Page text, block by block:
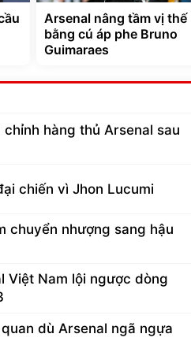
Arsenal nâng tầm vị thế
bằng cú áp phe Bruno
Guimaraes
hàng thủ Arsenal sau
chiến vì Jhon Lucumi
chuyển nhượng sang hậu
Việt Nam lội ngược dòng
dù Arsenal ngã ngựa